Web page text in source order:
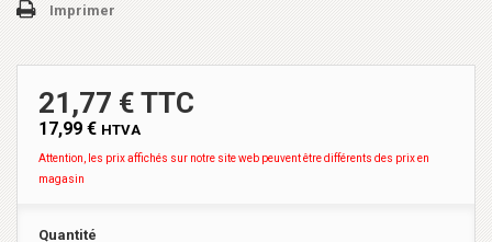
Imprimer
21,77 € TTC
17,99 € HTVA
Attention, les prix affichés sur notre site web peuvent être différents des prix en
magasin
Quantité